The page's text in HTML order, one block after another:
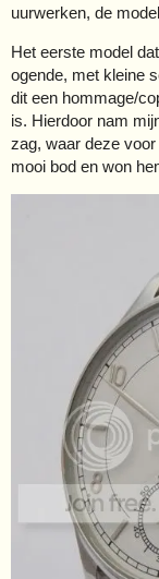
uurwerken, de
Het eerste model
ogende, met kleine
dit een hommage/
is. Hierdoor nam
zag, waar deze
mooi bod en won